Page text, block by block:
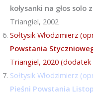
kołysanki na głos
Triangiel, 2002
Sołtysik Włodzimierz
Powstania
Triangiel, 2020 (dodatek
Sołtysik Włodzimierz
Pieśni Powstania